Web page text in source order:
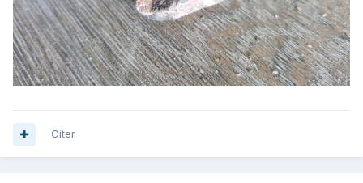
Citer